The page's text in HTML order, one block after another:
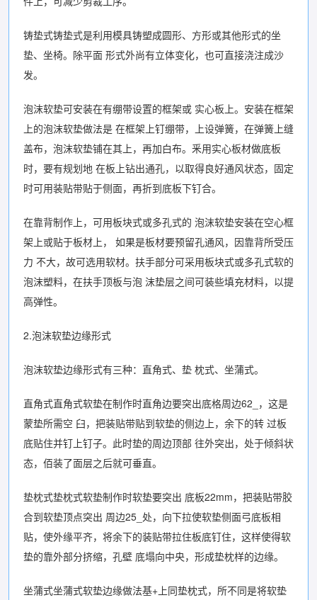
铸垫式铸垫式是利用模具铸塑成圆形、方形或其他形式的坐
垫、坐椅。除平面 形式外尚有立体变化，也可直接浇注成沙
发。
泡沫软垫可安装在有绷带设置的框架或 实心板上。安装在框架
上的泡沫软垫做法是 在框架上钉绷带，上设弹簧，在弹簧上缝
盖布，泡沫软垫铺在其上，再加白布。釆用实心板材做底板
时，要有规划地 在板上钻出通孔，以取得良好通风状态，固定
时可用装贴带贴于侧面，再折到底板下钉合。
在靠背制作上，可用板块式或多孔式的 泡沫软垫安装在空心框
架上或贴于板材上， 如果是板材要预留孔通风，因靠背所受压
力 不大，故可选用软材。扶手部分可采用板块式或多孔式软的
泡沫塑料，在扶手顶板与泡 沫垫层之间可装些填充材料，以提
高弹性。
2.泡沫软垫边缘形式
泡沫软垫边缘形式有三种：直角式、垫 枕式、坐蒲式。
直角式直角式软垫在制作时直角边要突出底格周边62_，这是
蒙垫所需空 臼，把装贴带贴到软垫的侧边上，余下的转 过板
底贴住并钉上钉子。此时垫的周边顶部 往外突出，处于倾斜状
态，佰装了面层之后就可垂直。
垫枕式垫枕式软垫制作时软垫要突出 底板22mm，把装贴带胶
合到软垫顶点突出 周边25_处，向下拉使软垫侧面弓底板相
贴，使外缘平齐，将余下的装贴带拉住板底钉住，这样使得软
垫的靠外部分挤缩，孔壁 底塌向中央，形成垫枕样的边缘。
坐蒲式坐蒲式软垫边缘做法基+上同垫枕式，所不同是将软垫